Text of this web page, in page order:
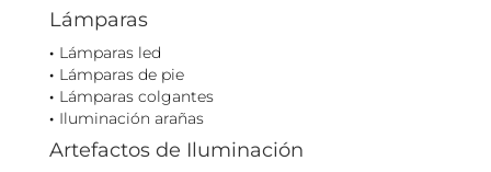
Lámparas
Lámparas led
Lámparas de pie
Lámparas colgantes
Iluminación arañas
Artefactos de Iluminación